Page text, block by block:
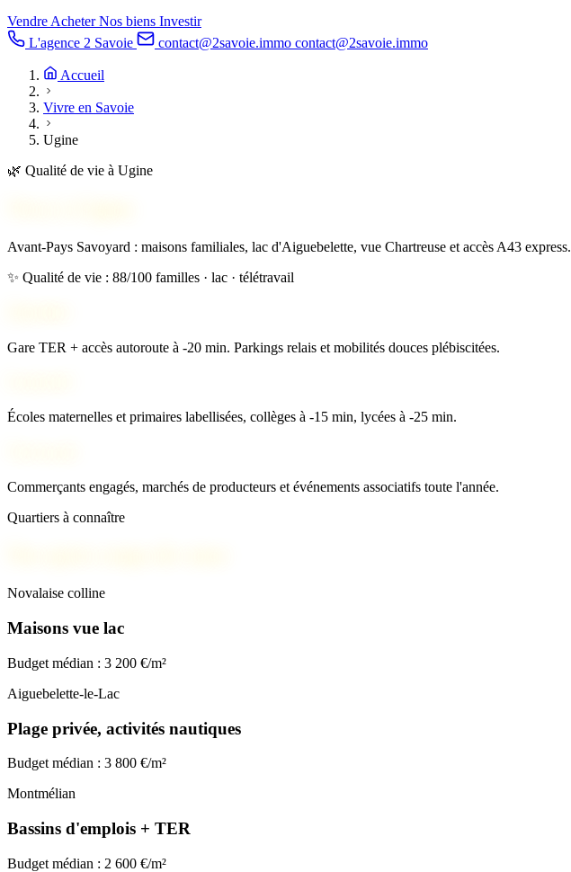
VendreAcheterNos biens Investir
L'agence 2 Savoie
contact@2savoie.immo contact@2savoie.immo
Accueil
Vivre en Savoie
Ugine
🌿 Qualité de vie à Ugine
Avant-Pays Savoyard : maisons familiales, lac d'Aiguebelette, vue Chartreuse et accès A43 express.
✨ Qualité de vie : 88/100 familles · lac · télétravail
Gare TER + accès autoroute à -20 min. Parkings relais et mobilités douces plébiscitées.
Écoles maternelles et primaires labellisées, collèges à -15 min, lycées à -25 min.
Commerçants engagés, marchés de producteurs et événements associatifs toute l'année.
Quartiers à connaître
Novalaise colline
Maisons vue lac
Budget médian : 3 200 €/m²
Aiguebelette-le-Lac
Plage privée, activités nautiques
Budget médian : 3 800 €/m²
Montmélian
Bassins d'emplois + TER
Budget médian : 2 600 €/m²